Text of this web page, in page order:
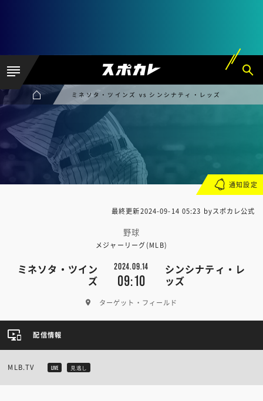
ミネソタ・ツインズ vs シンシナティ・レッズ
最終更新2024-09-14 05:23 byスポカレ公式
野球
メジャーリーグ(MLB)
ミネソタ・ツイン
ズ
2024.09.14
09:10
シンシナティ・レ
ッズ
ターゲット・フィールド
通知設定
配信情報
MLB.TV LIVE 見逃し